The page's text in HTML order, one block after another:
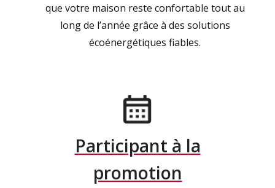
que votre maison reste confortable tout au
long de l’année grâce à des solutions
écoénergétiques fiables.
Participant à la
promotion